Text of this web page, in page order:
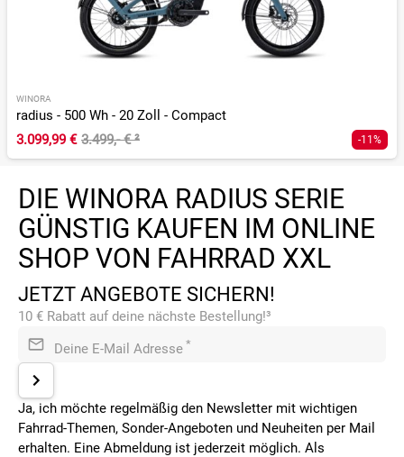
WINORA
radius - 500 Wh - 20 Zoll - Compact
3.099,99 € 3.499,- €² -11%
DIE WINORA RADIUS SERIE
GÜNSTIG KAUFEN IM ONLINE
SHOP VON FAHRRAD XXL
JETZT ANGEBOTE SICHERN!
10 € Rabatt auf deine nächste Bestellung!³
Deine E-Mail Adresse *
Ja, ich möchte regelmäßig den Newsletter mit wichtigen
Fahrrad-Themen, Sonder-Angeboten und Neuheiten per Mail
erhalten. Eine Abmeldung ist jederzeit möglich. Als